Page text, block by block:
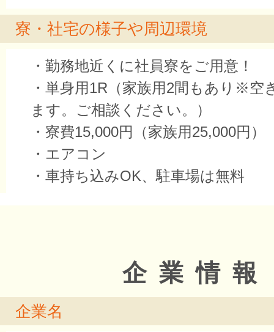
寮・社宅の様子や周辺環境
・勤務地近くに社員寮をご用意！
・単身用1R（家族用2間もあり※空
ます。ご相談ください。）
・寮費15,000円（家族用25,000円）
・エアコン
・車持ち込みOK、駐車場は無料
企業情報
企業名